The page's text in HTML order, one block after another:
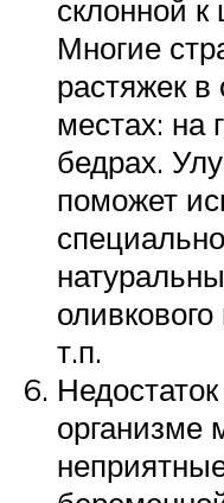
склонной
Многие
растяжек
местах: на
бедрах.
поможет
т.п.
организме